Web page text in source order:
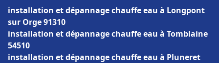
installation et dépannage chauffe eau à Longpont
sur Orge 91310
installation et dépannage chauffe eau à Tomblaine
54510
installation et dépannage chauffe eau à Pluneret